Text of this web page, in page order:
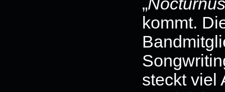
„Nocturnus
kommt.
steckt viel